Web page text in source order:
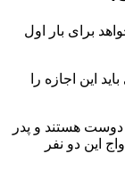
برای بار اول
این اجازه را
دوست هستند و پدر
این دو نفر